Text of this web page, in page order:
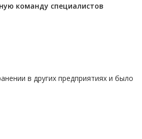
команду специалистов
в других предприятиях и было